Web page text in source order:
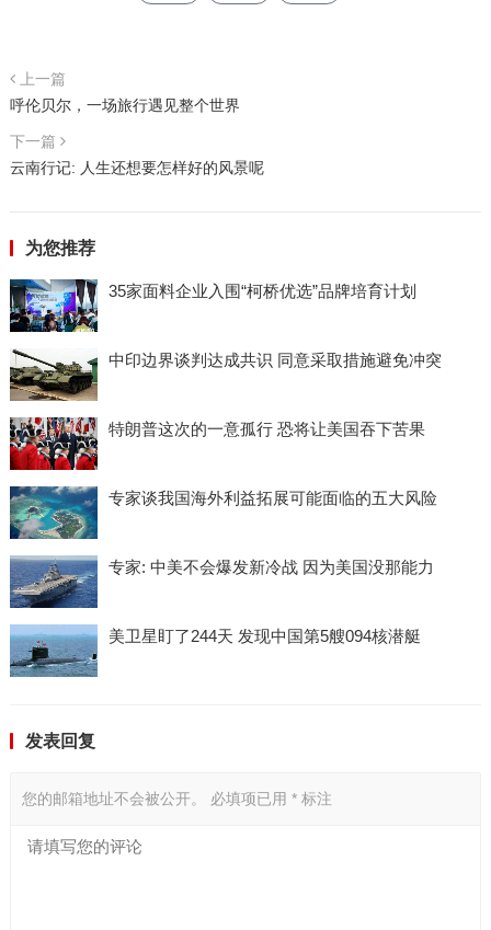
上一篇
呼伦贝尔，一场旅行遇见整个世界
下一篇
云南行记: 人生还想要怎样好的风景呢
为您推荐
35家面料企业入围“柯桥优选”品牌培育计划
中印边界谈判达成共识 同意采取措施避免冲突
特朗普这次的一意孤行 恐将让美国吞下苦果
专家谈我国海外利益拓展可能面临的五大风险
专家: 中美不会爆发新冷战 因为美国没那能力
美卫星盯了244天 发现中国第5艘094核潜艇
发表回复
您的邮箱地址不会被公开。 必填项已用 *标注